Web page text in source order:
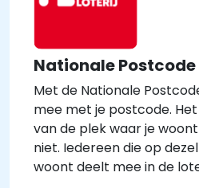
Nationale
Met de Nationale
mee met je postcode.
van de plek waar je
niet. Iedereen die op
woont deelt mee in de